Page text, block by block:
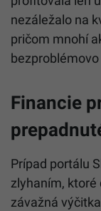
tejto súvislosti
slovenskom IT
realizované
realita
odvrátenú tvár
Podľa jeho slov
profitovala len
nezáležalo na
pričom mnohí